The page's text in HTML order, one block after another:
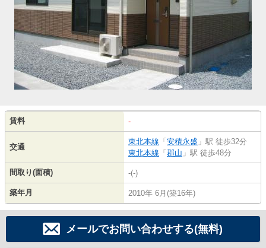
賃料 -
交通
東北本線 「 安積永盛 」駅 徒歩32分
東北本線 「 郡山 」駅 徒歩48分
間取り(面積) -(-)
築年月 2010年 6月(築16年)
メールでお問い合わせする(無料)